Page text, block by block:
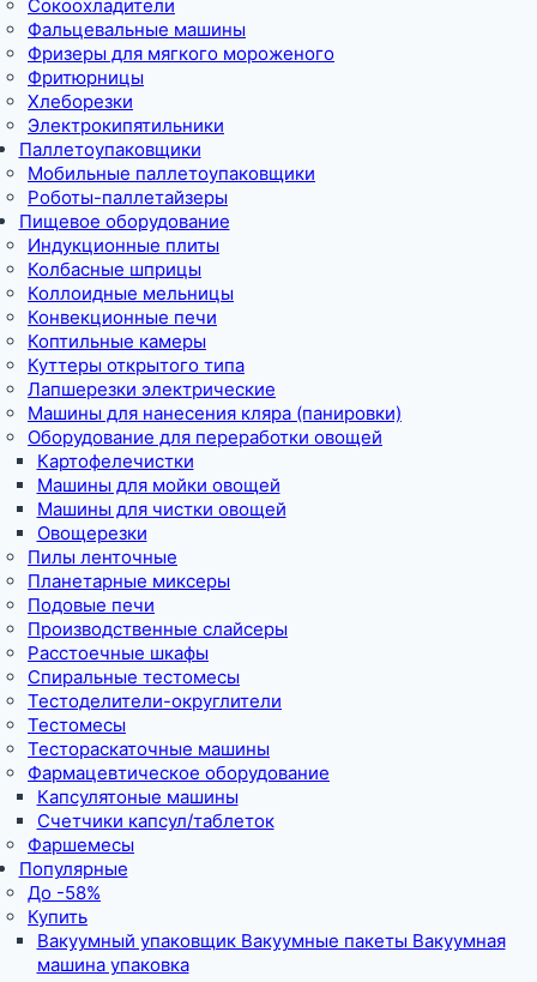
Сокоохладители
Фальцевальные машины
Фризеры для мягкого мороженого
Фритюрницы
Хлеборезки
Электрокипятильники
Паллетоупаковщики
Мобильные паллетоупаковщики
Роботы-паллетайзеры
Пищевое оборудование
Индукционные плиты
Колбасные шприцы
Коллоидные мельницы
Конвекционные печи
Коптильные камеры
Куттеры открытого типа
Лапшерезки электрические
Машины для нанесения кляра (панировки)
Оборудование для переработки овощей
Картофелечистки
Машины для мойки овощей
Машины для чистки овощей
Овощерезки
Пилы ленточные
Планетарные миксеры
Подовые печи
Производственные слайсеры
Расстоечные шкафы
Спиральные тестомесы
Тестоделители-округлители
Тестомесы
Тестораскаточные машины
Фармацевтическое оборудование
Капсулятоные машины
Счетчики капсул/таблеток
Фаршемесы
Популярные
До -58%
Купить
Вакуумный упаковщик Вакуумные пакеты Вакуумная
машина упаковка